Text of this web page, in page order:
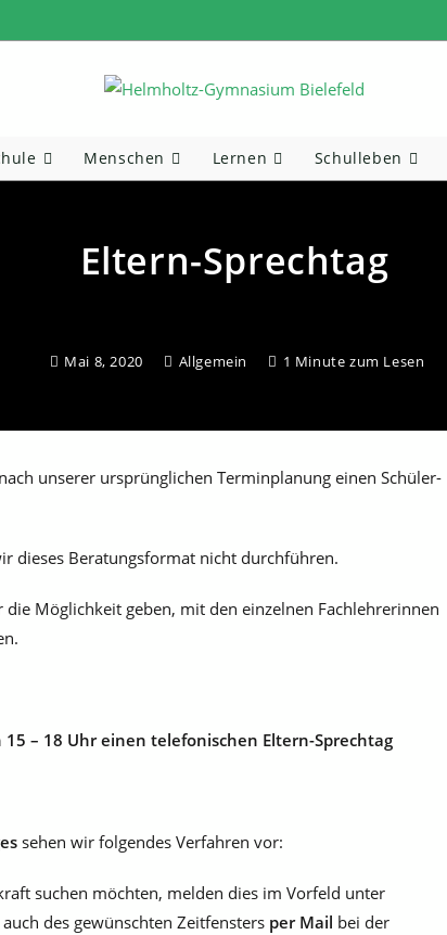
Menschen Lernen Schulleben
Eltern-Sprechtag
Mai 8, 2020 Allgemein 1 Minute zum Lesen
unserer ursprünglichen Terminplanung einen Schüler-
dieses Beratungsformat nicht durchführen.
Möglichkeit geben, mit den einzelnen Fachlehrerinnen
– 18 Uhr einen telefonischen Eltern-Sprechtag
sehen wir folgendes Verfahren vor:
suchen möchten, melden dies im Vorfeld unter
des gewünschten Zeitfensters per Mail bei der